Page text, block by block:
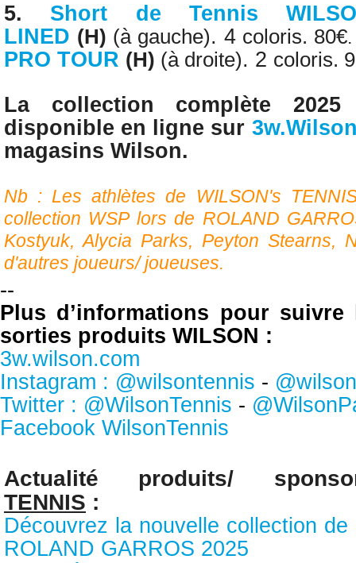
5. Short deTennis
LINED (H) (à gauche). 4 coloris. 80€
PRO TOUR (H) (à droite). 2 coloris.
La collection complète 2025
disponible en ligne sur
magasins Wilson.
Nb : Les athlètes de WILSON's
collection WSP lors de ROLAND
Kostyuk, Alycia Parks, Peyton Stearns,
d'autres joueurs/ joueuses.
--
Plus d’informations pour
sorties produits WILSON :
3w.wilson.com
Instagram : @wilsontennis -
Twitter : @WilsonTennis -
Facebook WilsonTennis
Actualité produits/
TENNIS :
Découvrez la nouvelle collection
ROLAND GARROS 2025